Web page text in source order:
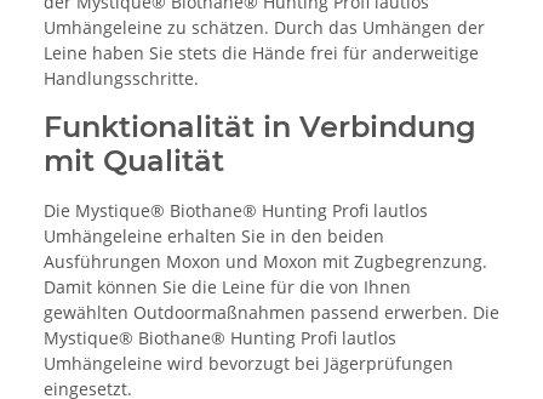
Umhängeleine zu schätzen. Durch das Umhängen der
Leine haben Sie stets die Hände frei für anderweitige
Handlungsschritte.
Funktionalität in Verbindung
mit Qualität
Die Mystique® Biothane® Hunting Profi lautlos
Umhängeleine erhalten Sie in den beiden
Ausführungen Moxon und Moxon mit Zugbegrenzung.
Damit können Sie die Leine für die von Ihnen
gewählten Outdoormaßnahmen passend erwerben. Die
Mystique® Biothane® Hunting Profi lautlos
Umhängeleine wird bevorzugt bei Jägerprüfungen
eingesetzt.